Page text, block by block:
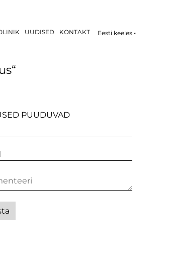
UUDISED KONTAKT Eesti keeles ▼
PUUDUVAD